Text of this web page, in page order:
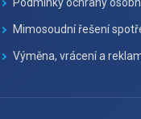
Mimosoudní řešení
Výměna, vrácení a